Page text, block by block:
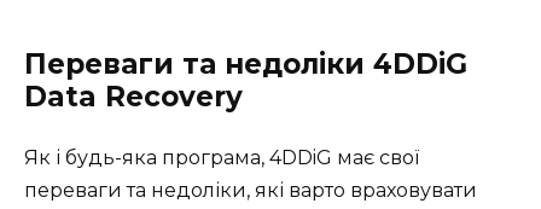
Переваги та недоліки 4DDiG
Data Recovery
Як і будь-яка програма, 4DDiG має свої
переваги та недоліки, які варто враховувати